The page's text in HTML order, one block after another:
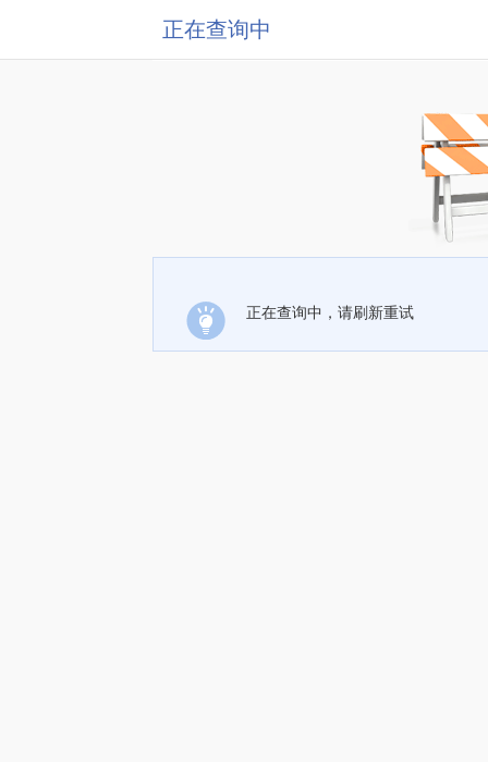
正在查询中
正在查询中，请刷新重试